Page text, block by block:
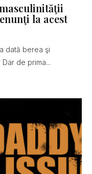
la acest
dată berea şi
de prima...